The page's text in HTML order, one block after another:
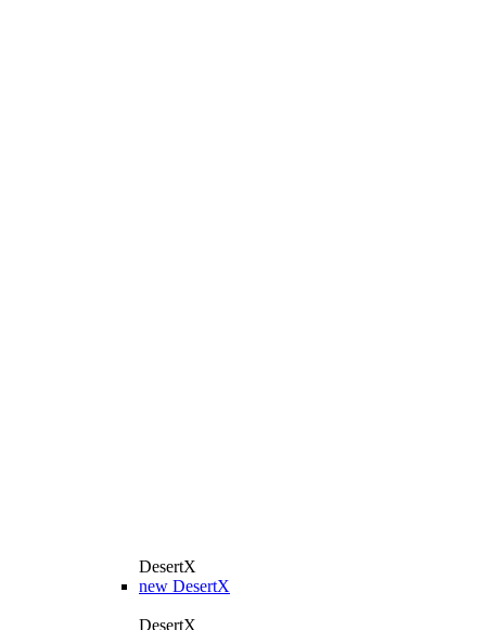
DesertX
new DesertX
DesertX